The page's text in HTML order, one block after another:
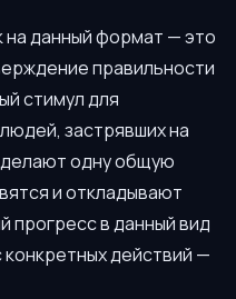
данный формат — это
правильности
стимул для
застрявших на
делают одну общую
и откладывают
прогресс в данный вид
действий —